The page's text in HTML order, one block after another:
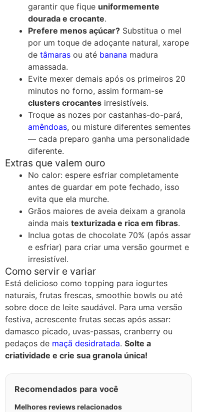
garantir que fique uniformemente
dourada e crocante.
Prefere menos açúcar? Substitua o mel
por um toque de adoçante natural, xarope
detâmaras ou até banana madura
amassada.
Evite mexer demais após os primeiros 20
minutos no forno, assim formam-se
clusters crocantes irresistíveis.
Troque as nozes por castanhas-do-pará,
amêndoas, ou misture diferentes sementes
— cada preparo ganha uma personalidade
diferente.
Extras que valem ouro
No calor: espere esfriar completamente
antes de guardar em pote fechado, isso
evita que ela murche.
Grãos maiores de aveia deixam a granola
ainda maistexturizada e rica em fibras.
Inclua gotas de chocolate 70% (após assar
e esfriar) para criar uma versão gourmet e
irresistível.
Como servir e variar
Está delicioso como topping para iogurtes
naturais, frutas frescas, smoothie bowls ou até
sobre doce de leite saudável. Para uma versão
festiva, acrescente frutas secas após assar:
damasco picado, uvas-passas, cranberry ou
pedaços de maçã desidratada. Solte a
criatividade e crie sua granola única!
Recomendados para você
Melhores reviews relacionados